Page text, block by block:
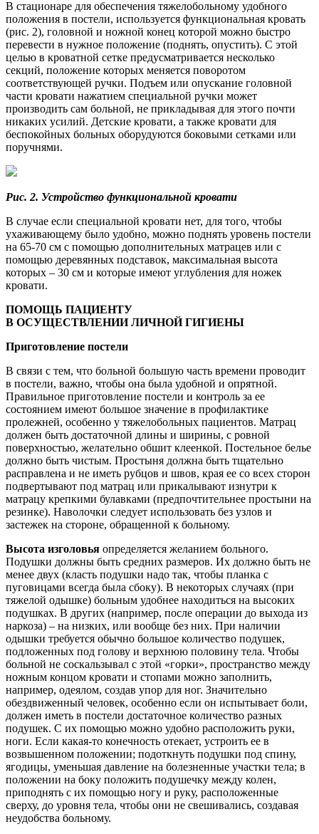
В стационаре для обеспечения тяжелобольному удобного
положения в постели, используется функциональная кровать
(рис. 2), головной и ножной конец которой можно быстро
перевести в нужное положение (поднять, опустить). С этой
целью в кроватной сетке предусматривается несколько
секций, положение которых меняется поворотом
соответствующей ручки. Подъем или опускание головной
части кровати нажатием специальной ручки может
производить сам больной, не прикладывая для этого почти
никаких усилий. Детские кровати, а также кровати для
беспокойных больных оборудуются боковыми сетками или
поручнями.
Рис. 2. Устройство функциональной кровати
В случае если специальной кровати нет, для того, чтобы
ухаживающему было удобно, можно поднять уровень постели
на 65-70 см с помощью дополнительных матрацев или с
помощью деревянных подставок, максимальная высота
которых – 30 см и которые имеют углубления для ножек
кровати.
ПОМОЩЬ ПАЦИЕНТУ
В ОСУЩЕСТВЛЕНИИ ЛИЧНОЙ ГИГИЕНЫ
Приготовление постели
В связи с тем, что больной большую часть времени проводит
в постели, важно, чтобы она была удобной и опрятной.
Правильное приготовление постели и контроль за ее
состоянием имеют большое значение в профилактике
пролежней, особенно у тяжелобольных пациентов. Матрац
должен быть достаточной длины и ширины, с ровной
поверхностью, желательно обшит клеенкой. Постельное белье
должно быть чистым. Простыня должна быть тщательно
расправлена и не иметь рубцов и швов, края ее со всех сторон
подвертывают под матрац или прикалывают изнутри к
матрацу крепкими булавками (предпочтительнее простыни на
резинке). Наволочки следует использовать без узлов и
застежек на стороне, обращенной к больному.
Высота изголовья определяется желанием больного.
Подушки должны быть средних размеров. Их должно быть не
менее двух (класть подушки надо так, чтобы планка с
пуговицами всегда была сбоку). В некоторых случаях (при
тяжелой одышке) больным удобнее находиться на высоких
подушках. В других (например, после операции до выхода из
наркоза) – на низких, или вообще без них. При наличии
одышки требуется обычно большое количество подушек,
подложенных под голову и верхнюю половину тела. Чтобы
больной не соскальзывал с этой «горки», пространство между
ножным концом кровати и стопами можно заполнить,
например, одеялом, создав упор для ног. Значительно
обездвиженный человек, особенно если он испытывает боли,
должен иметь в постели достаточное количество разных
подушек. С их помощью можно удобно расположить руки,
ноги. Если какая-то конечность отекает, устроить ее в
возвышенном положении; подоткнуть подушки под спину,
ягодицы, уменьшая давление на болезненные участки тела; в
положении на боку положить подушечку между колен,
приподнять с их помощью ногу и руку, расположенные
сверху, до уровня тела, чтобы они не свешивались, создавая
неудобства больному.